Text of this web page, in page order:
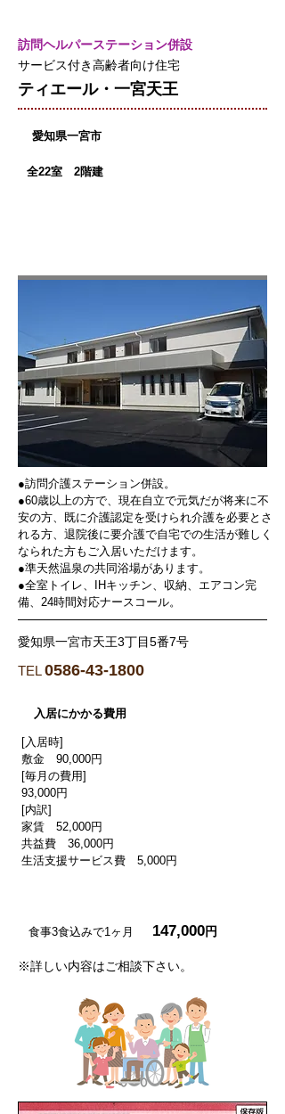
訪問ヘルパーステーション併設
サービス付き高齢者向け住宅
ティエール・一宮天王
愛知県一宮市
全22室 2階建
●訪問介護ステーション併設。
●60歳以上の方で、現在自立で元気だが将来に不
安の方、既に介護認定を受けられ介護を必要とさ
れる方、退院後に要介護で自宅での生活が難しく
なられた方もご入居いただけます。
●準天然温泉の共同浴場があります。
●全室トイレ、IHキッチン、収納、エアコン完
備、24時間対応ナースコール。
愛知県一宮市天王3丁目5番7号
TEL0586-43-1800
入居にかかる費用
[入居時]
敷金 90,000円
[毎月の費用]
93,000円
[内訳]
家賃 52,000円
共益費 36,000円
​生活支援サービス費 5,000円
食事3食込みで1ヶ月 147,000円
※詳しい内容はご相談下さい。